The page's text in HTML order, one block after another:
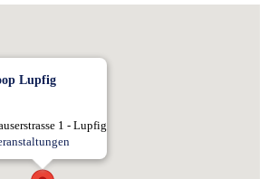
Lupfig
1 - Lupfig